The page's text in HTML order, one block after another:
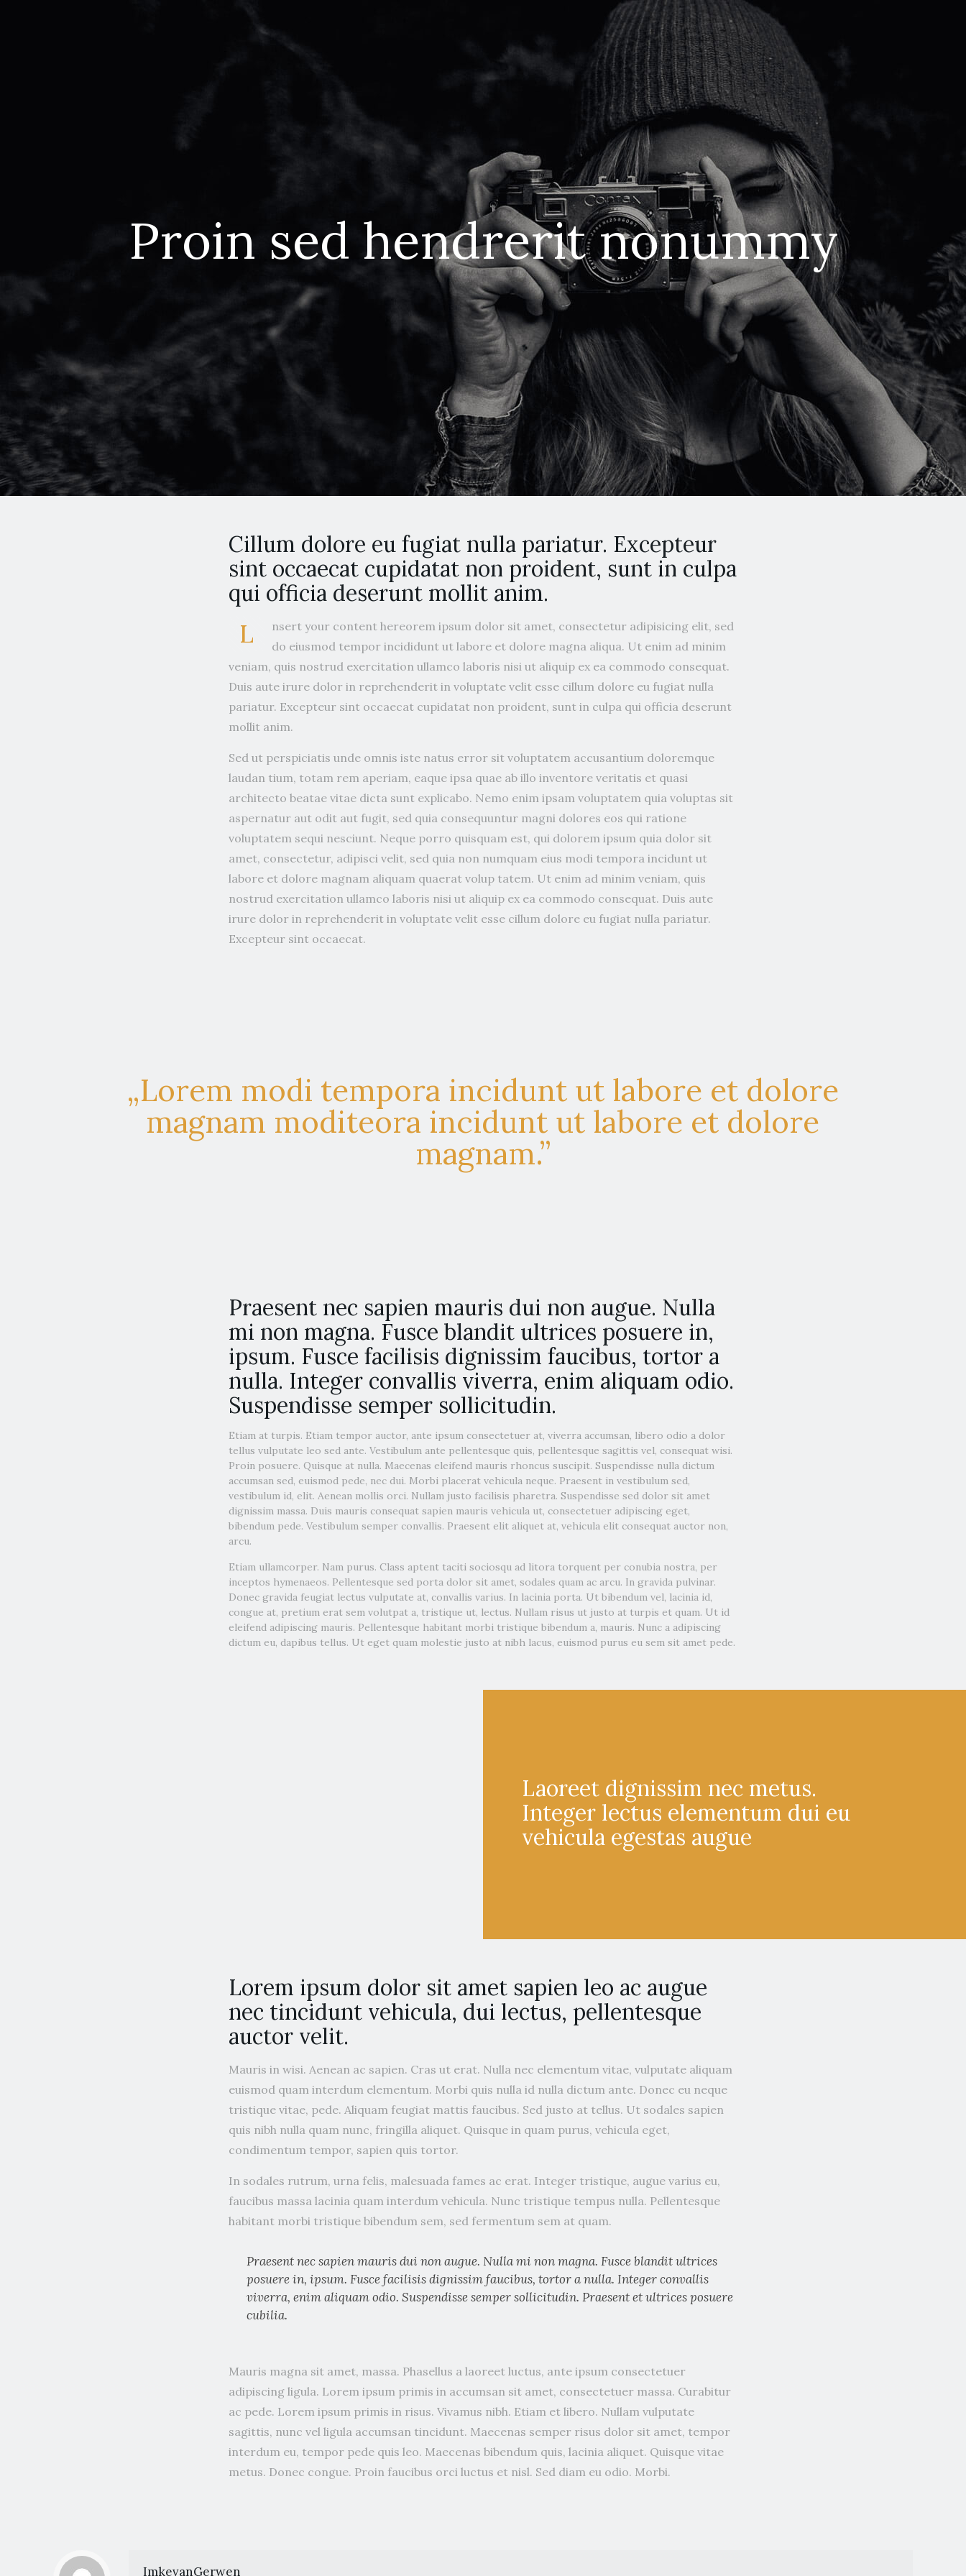
Proin sed hendrerit nonummy
Cillum dolore eu fugiat nulla pariatur. Excepteur
sint occaecat cupidatat non proident, sunt in culpa
qui officia deserunt mollit anim.
L
nsert your content hereorem ipsum dolor sit amet, consectetur adipisicing elit, sed
do eiusmod tempor incididunt ut labore et dolore magna aliqua. Ut enim ad minim
veniam, quis nostrud exercitation ullamco laboris nisi ut aliquip ex ea commodo consequat.
Duis aute irure dolor in reprehenderit in voluptate velit esse cillum dolore eu fugiat nulla
pariatur. Excepteur sint occaecat cupidatat non proident, sunt in culpa qui officia deserunt
mollit anim.
Sed ut perspiciatis unde omnis iste natus error sit voluptatem accusantium doloremque
laudan tium, totam rem aperiam, eaque ipsa quae ab illo inventore veritatis et quasi
architecto beatae vitae dicta sunt explicabo. Nemo enim ipsam voluptatem quia voluptas sit
aspernatur aut odit aut fugit, sed quia consequuntur magni dolores eos qui ratione
voluptatem sequi nesciunt. Neque porro quisquam est, qui dolorem ipsum quia dolor sit
amet, consectetur, adipisci velit, sed quia non numquam eius modi tempora incidunt ut
labore et dolore magnam aliquam quaerat volup tatem. Ut enim ad minim veniam, quis
nostrud exercitation ullamco laboris nisi ut aliquip ex ea commodo consequat. Duis aute
irure dolor in reprehenderit in voluptate velit esse cillum dolore eu fugiat nulla pariatur.
Excepteur sint occaecat.
„Lorem modi tempora incidunt ut labore et dolore
magnam moditeora incidunt ut labore et dolore
magnam.”
Praesent nec sapien mauris dui non augue. Nulla
mi non magna. Fusce blandit ultrices posuere in,
ipsum. Fusce facilisis dignissim faucibus, tortor a
nulla. Integer convallis viverra, enim aliquam odio.
Suspendisse semper sollicitudin.
Etiam at turpis. Etiam tempor auctor, ante ipsum consectetuer at, viverra accumsan, libero odio a dolor
tellus vulputate leo sed ante. Vestibulum ante pellentesque quis, pellentesque sagittis vel, consequat wisi.
Proin posuere. Quisque at nulla. Maecenas eleifend mauris rhoncus suscipit. Suspendisse nulla dictum
accumsan sed, euismod pede, nec dui. Morbi placerat vehicula neque. Praesent in vestibulum sed,
vestibulum id, elit. Aenean mollis orci. Nullam justo facilisis pharetra. Suspendisse sed dolor sit amet
dignissim massa. Duis mauris consequat sapien mauris vehicula ut, consectetuer adipiscing eget,
bibendum pede. Vestibulum semper convallis. Praesent elit aliquet at, vehicula elit consequat auctor non,
arcu.
Etiam ullamcorper. Nam purus. Class aptent taciti sociosqu ad litora torquent per conubia nostra, per
inceptos hymenaeos. Pellentesque sed porta dolor sit amet, sodales quam ac arcu. In gravida pulvinar.
Donec gravida feugiat lectus vulputate at, convallis varius. In lacinia porta. Ut bibendum vel, lacinia id,
congue at, pretium erat sem volutpat a, tristique ut, lectus. Nullam risus ut justo at turpis et quam. Ut id
eleifend adipiscing mauris. Pellentesque habitant morbi tristique bibendum a, mauris. Nunc a adipiscing
dictum eu, dapibus tellus. Ut eget quam molestie justo at nibh lacus, euismod purus eu sem sit amet pede.
Laoreet dignissim nec metus.
Integer lectus elementum dui eu
vehicula egestas augue
Lorem ipsum dolor sit amet sapien leo ac augue
nec tincidunt vehicula, dui lectus, pellentesque
auctor velit.
Mauris in wisi. Aenean ac sapien. Cras ut erat. Nulla nec elementum vitae, vulputate aliquam
euismod quam interdum elementum. Morbi quis nulla id nulla dictum ante. Donec eu neque
tristique vitae, pede. Aliquam feugiat mattis faucibus. Sed justo at tellus. Ut sodales sapien
quis nibh nulla quam nunc, fringilla aliquet. Quisque in quam purus, vehicula eget,
condimentum tempor, sapien quis tortor.
In sodales rutrum, urna felis, malesuada fames ac erat. Integer tristique, augue varius eu,
faucibus massa lacinia quam interdum vehicula. Nunc tristique tempus nulla. Pellentesque
habitant morbi tristique bibendum sem, sed fermentum sem at quam.
Praesent nec sapien mauris dui non augue. Nulla mi non magna. Fusce blandit ultrices
posuere in, ipsum. Fusce facilisis dignissim faucibus, tortor a nulla. Integer convallis
viverra, enim aliquam odio. Suspendisse semper sollicitudin. Praesent et ultrices posuere
cubilia.
Mauris magna sit amet, massa. Phasellus a laoreet luctus, ante ipsum consectetuer
adipiscing ligula. Lorem ipsum primis in accumsan sit amet, consectetuer massa. Curabitur
ac pede. Lorem ipsum primis in risus. Vivamus nibh. Etiam et libero. Nullam vulputate
sagittis, nunc vel ligula accumsan tincidunt. Maecenas semper risus dolor sit amet, tempor
interdum eu, tempor pede quis leo. Maecenas bibendum quis, lacinia aliquet. Quisque vitae
metus. Donec congue. Proin faucibus orci luctus et nisl. Sed diam eu odio. Morbi.
ImkevanGerwen